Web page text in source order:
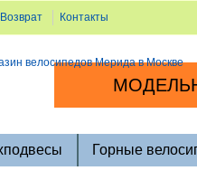
Возврат Контакты
Горные